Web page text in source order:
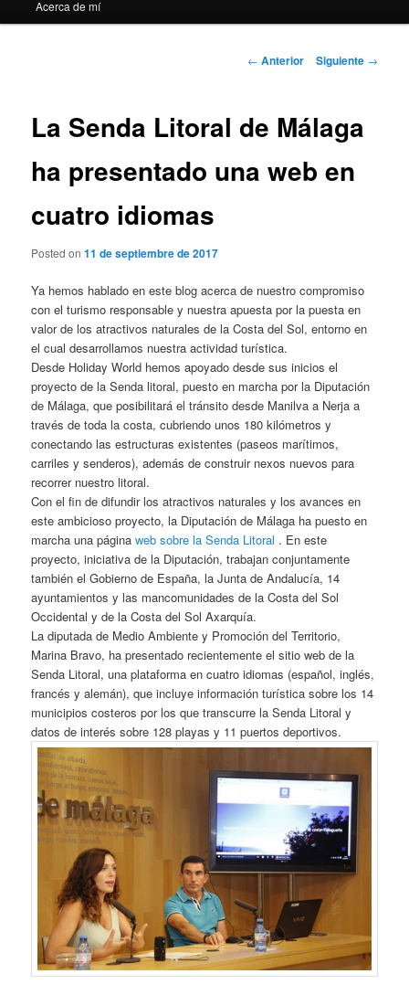
Acerca de mí
Navegación
← Anterior Siguiente →
La Senda Litoral de Málaga
ha presentado una web en
cuatro idiomas
Posted on11 de septiembre de 2017
Ya hemos hablado en este blog acerca de nuestro compromiso
con el turismo responsable y nuestra apuesta por la puesta en
valor de los atractivos naturales de la Costa del Sol, entorno en
el cual desarrollamos nuestra actividad turística.
Desde Holiday World hemos apoyado desde sus inicios el
proyecto de la Senda litoral, puesto en marcha por la Diputación
de Málaga, que posibilitará el tránsito desde Manilva a Nerja a
través de toda la costa, cubriendo unos 180 kilómetros y
conectando las estructuras existentes (paseos marítimos,
carriles y senderos), además de construir nexos nuevos para
recorrer nuestro litoral.
Con el fin de difundir los atractivos naturales y los avances en
este ambicioso proyecto, la Diputación de Málaga ha puesto en
marcha una páginaweb sobre la Senda Litoral . En este
proyecto, iniciativa de la Diputación, trabajan conjuntamente
también el Gobierno de España, la Junta de Andalucía, 14
ayuntamientos y las mancomunidades de la Costa del Sol
Occidental y de la Costa del Sol Axarquía.
La diputada de Medio Ambiente y Promoción del Territorio,
Marina Bravo, ha presentado recientemente el sitio web de la
Senda Litoral, una plataforma en cuatro idiomas (español, inglés,
francés y alemán), que incluye información turística sobre los 14
municipios costeros por los que transcurre la Senda Litoral y
datos de interés sobre 128 playas y 11 puertos deportivos.